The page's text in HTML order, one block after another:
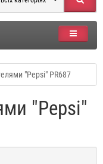
"Pepsi" PR687
"Pepsi"